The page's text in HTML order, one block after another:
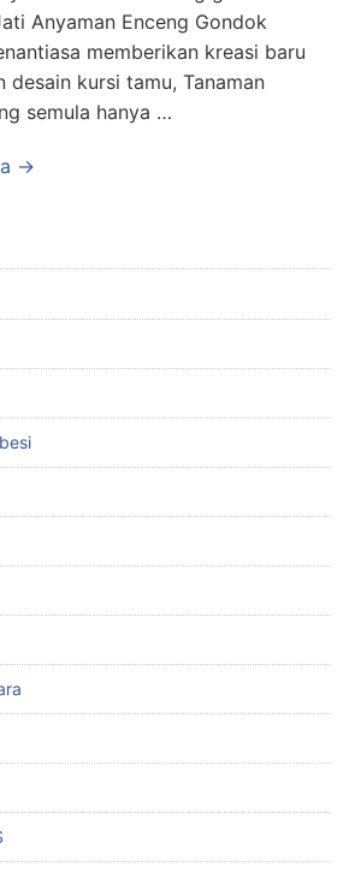
Anyaman Enceng Gondok
memberikan kreasi baru
desain kursi tamu, Tanaman
semula hanya …
→